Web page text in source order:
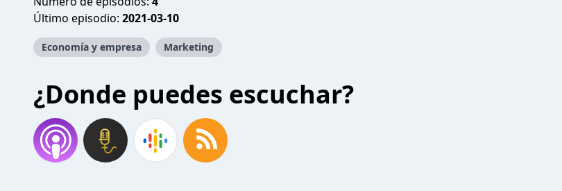
Último episodio: 2021-03-10
Economía y empresa Marketing
¿Donde puedes escuchar?